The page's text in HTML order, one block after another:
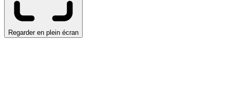
Regarder en plein écran